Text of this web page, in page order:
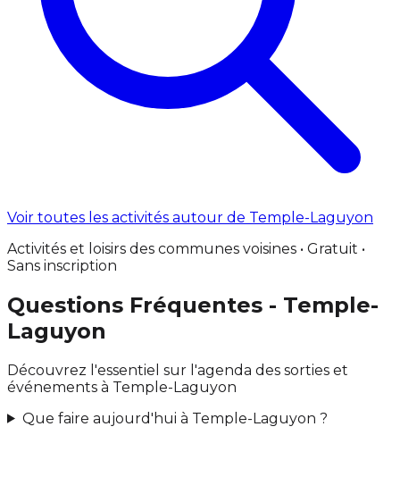
Voir toutes les activités autour de Temple-Laguyon
Activités et loisirs des communes voisines • Gratuit •
Sans inscription
Questions Fréquentes - Temple-
Laguyon
Découvrez l'essentiel sur l'agenda des sorties et
événements à Temple-Laguyon
Que faire aujourd'hui à Temple-Laguyon ?